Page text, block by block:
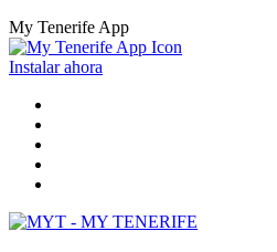
My Tenerife App
Instalar ahora